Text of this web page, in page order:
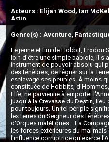
Acteurs : Elijah Wood, Ian
Astin
Genre(s) : Aventure,
Le jeune et timide Hobbit, Frodon
loin d'être une simple babiole, il
instrument de pouvoir absolu qui
des ténèbres, de régner sur la
esclavage ses peuples. À moins
constituée de Hobbits,
Elfe, ne parvienne à emporter
jusqu'à la Crevasse du Destin, lieu
pour toujours. Un tel périple
les terres du Seigneur des
d'Orques maléfiques... La
les forces extérieures du mal
l'influence corruptrice qu'exerce